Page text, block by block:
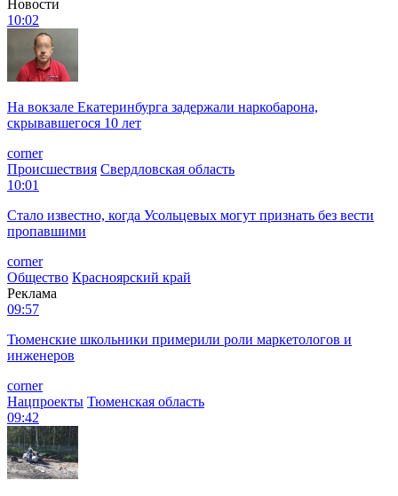
Новости
10:02
На вокзале Екатеринбурга задержали наркобарона,
скрывавшегося 10 лет
corner
Происшествия Свердловская область
10:01
Стало известно, когда Усольцевых могут признать без вести
пропавшими
corner
Общество Красноярский край
Реклама
09:57
Тюменские школьники примерили роли маркетологов и
инженеров
corner
Нацпроекты Тюменская область
09:42